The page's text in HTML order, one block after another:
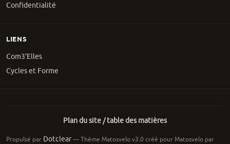
Confidentialité
LIENS
Com3'Elles
Cycles et Forme
Plan du site / table des matières
Propulsé par Dotclear— Thème Matosvelo v3.0 créé pour Matosvelo par